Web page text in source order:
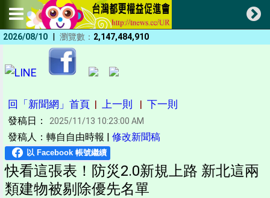
2026/08/10 | 瀏覽數： 2,147,484,910
回「新聞網」首頁 | 上一則 | 下一則
發稿日： 2025/11/13 10:23:00 AM
發稿人：轉自自由時報 | 修改新聞稿
快看這張表！防災2.0新規上路 新北這兩
類建物被剔除優先名單